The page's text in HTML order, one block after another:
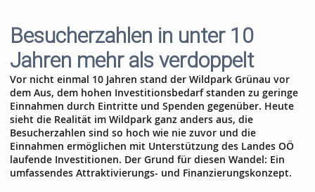
views
Kommentare
likes
favorites
Besucherzahlen in unter 10
Jahren mehr als verdoppelt
Vor nicht einmal 10 Jahren stand der Wildpark Grünau vor
dem Aus, dem hohen Investitionsbedarf standen zu geringe
Einnahmen durch Eintritte und Spenden gegenüber. Heute
sieht die Realität im Wildpark ganz anders aus, die
Besucherzahlen sind so hoch wie nie zuvor und die
Einnahmen ermöglichen mit Unterstützung des Landes OÖ
laufende Investitionen. Der Grund für diesen Wandel: Ein
umfassendes Attraktivierungs- und Finanzierungskonzept.